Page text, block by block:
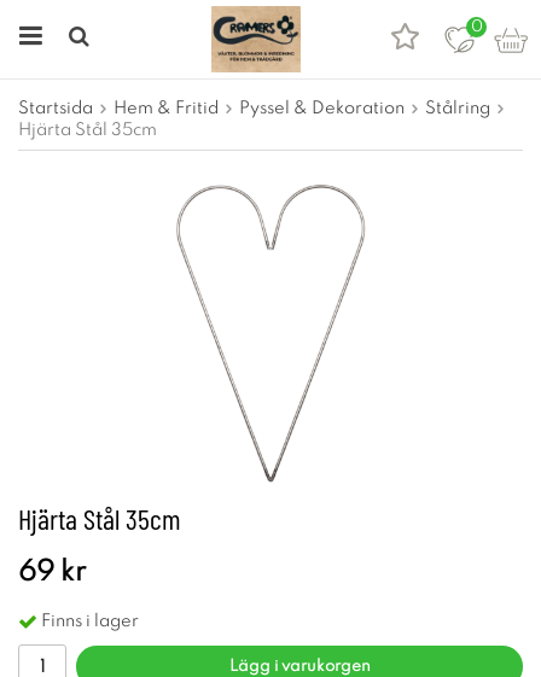
0
Startsida Hem & Fritid Pyssel & Dekoration
Stålring
Hjärta Stål 35cm
Hjärta Stål 35cm
69 kr
Finns i lager
Lägg i varukorgen